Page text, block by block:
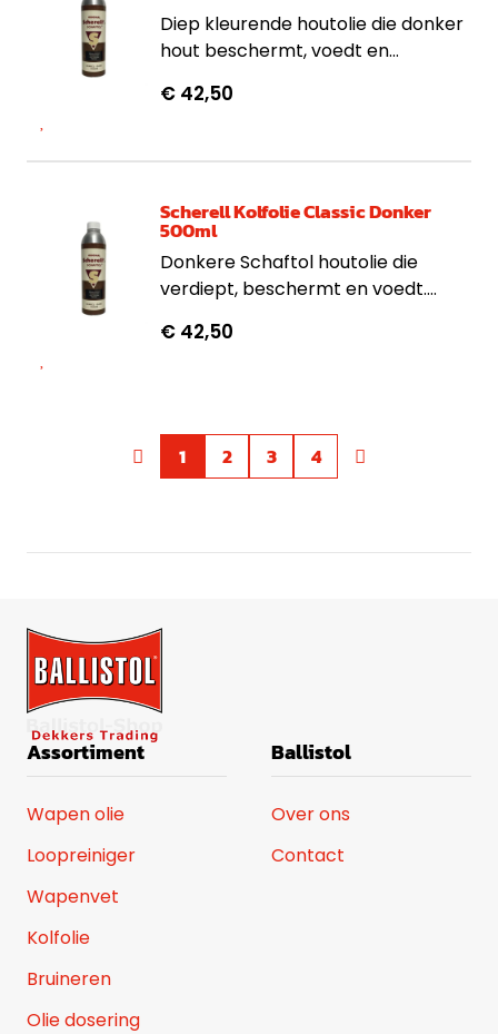
Diep kleurende houtolie die donker
hout beschermt, voedt en
antiek en houten geweerkolven.
€ 42,50
Scherell Kolfolie Classic Donker
500ml
Donkere Schaftol houtolie die
verdiept, beschermt en voedt.
edelhout en houten geweerkolven.
€ 42,50
1 2 3 4
Assortiment
Wapen olie
Loopreiniger
Wapenvet
Kolfolie
Bruineren
Olie dosering
Ballistol
Over ons
Contact